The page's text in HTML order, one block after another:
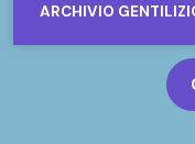
ARCHIVIO